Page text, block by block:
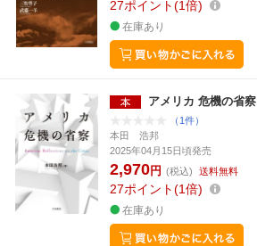
27ポイント 1倍
在庫あり
アメリカ 危機の省察
（1件）
本田 浩邦
2025年04月15日頃発売
2,970円 (税込) 送料無料
27ポイント 1倍
在庫あり